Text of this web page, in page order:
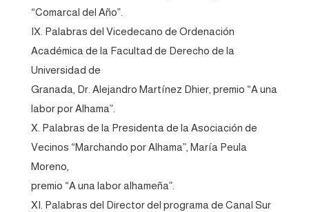
“Comarcal del Año”.
IX. Palabras del Vicedecano de Ordenación
Académica de la Facultad de Derecho de la
Universidad de
Granada, Dr. Alejandro Martínez Dhier, premio “A una
labor por Alhama”.
X. Palabras de la Presidenta de la Asociación de
Vecinos “Marchando por Alhama”, María Peula
Moreno,
premio “A una labor alhameña”.
XI. Palabras del Director del programa de Canal Sur